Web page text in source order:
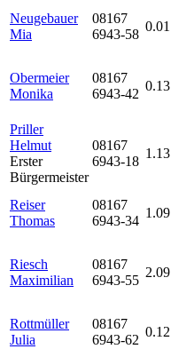
Neugebauer
Mia
08167
6943-58
0.01
Obermeier
Monika
08167
6943-42
0.13
Priller
Helmut
Erster
Bürgermeister
08167
6943-18
1.13
Reiser
Thomas
08167
6943-34
1.09
Riesch
Maximilian
08167
6943-55
2.09
Rottmüller
Julia
08167
6943-62
0.12